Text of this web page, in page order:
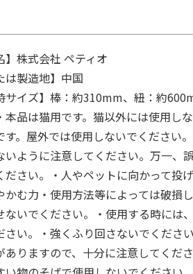
】株式会社 ペティオ
は製造地】中国
サイズ】棒：約310mm、紐：約
本品は猫用です。猫以外には使用し
す。屋外では使用しないでください
いように注意してください。万一、
ださい。・人やペットに向かって投
かむ力・使用方法等によっては破損
ないでください。・使用する時には
さい。・強くふり回さないでくださ
ありますので、十分に注意してくだ